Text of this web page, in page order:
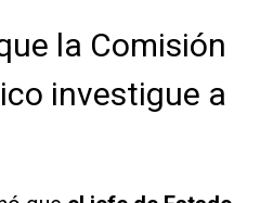
la Comisión
investigue a